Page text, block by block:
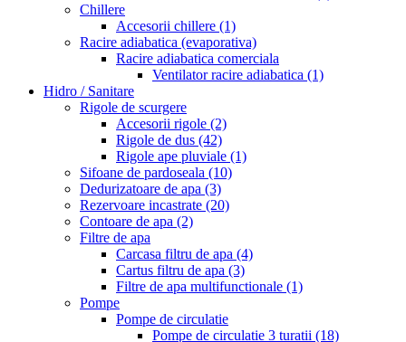
Chillere
Accesorii chillere (1)
Racire adiabatica (evaporativa)
Racire adiabatica comerciala
Ventilator racire adiabatica (1)
Hidro / Sanitare
Rigole de scurgere
Accesorii rigole (2)
Rigole de dus (42)
Rigole ape pluviale (1)
Sifoane de pardoseala (10)
Dedurizatoare de apa (3)
Rezervoare incastrate (20)
Contoare de apa (2)
Filtre de apa
Carcasa filtru de apa (4)
Cartus filtru de apa (3)
Filtre de apa multifunctionale (1)
Pompe
Pompe de circulatie
Pompe de circulatie 3 turatii (18)